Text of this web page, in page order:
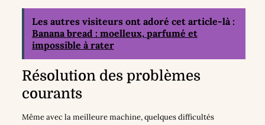
Les autres visiteurs ont adoré cet article-là :
Banana bread : moelleux, parfumé et
impossible à rater
Résolution des problèmes
courants
Même avec la meilleure machine, quelques difficultés